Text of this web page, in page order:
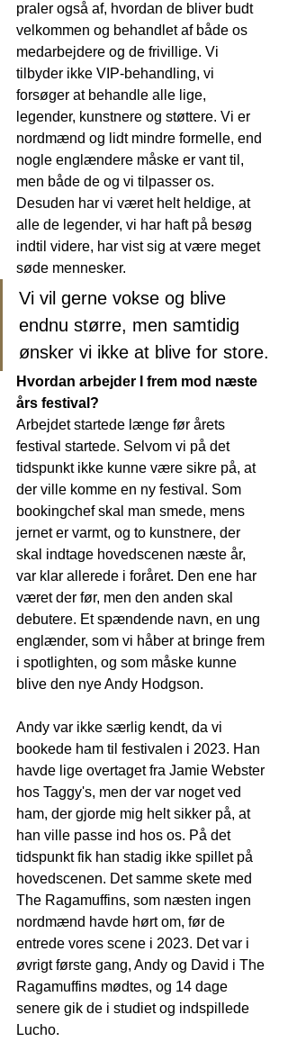
praler også af, hvordan de bliver budt
velkommen og behandlet af både os
medarbejdere og de frivillige. Vi
tilbyder ikke VIP-behandling, vi
forsøger at behandle alle lige,
legender, kunstnere og støttere. Vi er
nordmænd og lidt mindre formelle, end
nogle englændere måske er vant til,
men både de og vi tilpasser os.
Desuden har vi været helt heldige, at
alle de legender, vi har haft på besøg
indtil videre, har vist sig at være meget
søde mennesker.
Vi vil gerne vokse og blive
endnu større, men samtidig
ønsker vi ikke at blive for store.
Hvordan arbejder I frem mod næste
års festival?
Arbejdet startede længe før årets
festival startede. Selvom vi på det
tidspunkt ikke kunne være sikre på, at
der ville komme en ny festival. Som
bookingchef skal man smede, mens
jernet er varmt, og to kunstnere, der
skal indtage hovedscenen næste år,
var klar allerede i foråret. Den ene har
været der før, men den anden skal
debutere. Et spændende navn, en ung
englænder, som vi håber at bringe frem
i spotlighten, og som måske kunne
blive den nye Andy Hodgson.
Andy var ikke særlig kendt, da vi
bookede ham til festivalen i 2023. Han
havde lige overtaget fra Jamie Webster
hos Taggy's, men der var noget ved
ham, der gjorde mig helt sikker på, at
han ville passe ind hos os. På det
tidspunkt fik han stadig ikke spillet på
hovedscenen. Det samme skete med
The Ragamuffins, som næsten ingen
nordmænd havde hørt om, før de
entrede vores scene i 2023. Det var i
øvrigt første gang, Andy og David i The
Ragamuffins mødtes, og 14 dage
senere gik de i studiet og indspillede
Lucho.